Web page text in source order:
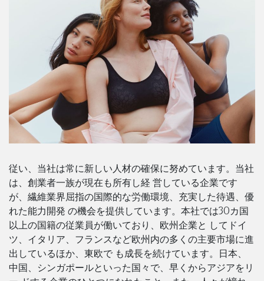
従い、当社は常に新しい人材の確保に努めています。当社
は、創業者一族が現在も所有し経 営している企業です
が、繊維業界屈指の国際的な労働環境、充実した待遇、優
れた能力開発 の機会を提供しています。本社では30カ国
以上の国籍の従業員が働いており、欧州企業と してドイ
ツ、イタリア、フランスなど欧州内の多くの主要市場に進
出しているほか、東欧で も成長を続けています。日本、
中国、シンガポールといった国々で、早くからアジアをリ